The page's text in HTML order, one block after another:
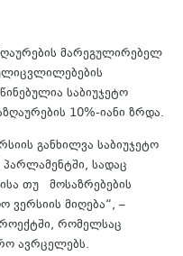
მარეგულირებელ
საბიუჯეტო
10%-იანი ზრდა.
განხილვა საბიუჯეტო
სადაც
თუ მოსაზრებების
ვერსიის მიღება“, –
რომელსაც
ავრცელებს.